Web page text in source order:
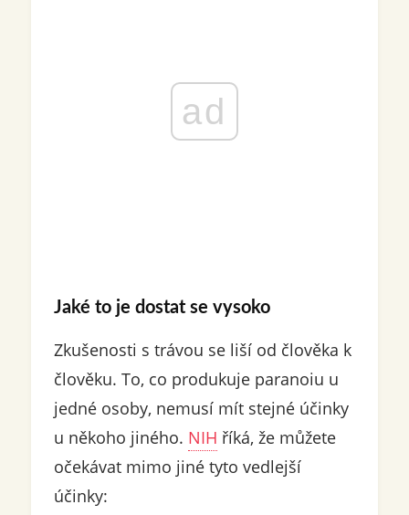
ad
Jaké to je dostat se vysoko
Zkušenosti s trávou se liší od člověka k
člověku. To, co produkuje paranoiu u
jedné osoby, nemusí mít stejné účinky
u někoho jiného. NIH říká, že můžete
očekávat mimo jiné tyto vedlejší
účinky: